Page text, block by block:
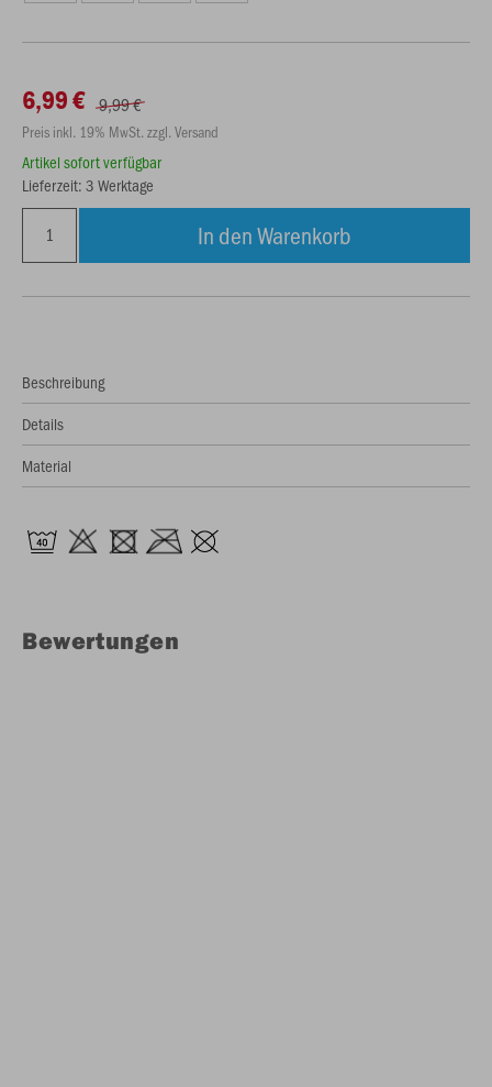
6,99 € 9,99 €
Preis inkl. 19% MwSt. zzgl. Versand
Artikel sofort verfügbar
Lieferzeit: 3 Werktage
In den Warenkorb
Beschreibung
Details
Material
Bewertungen